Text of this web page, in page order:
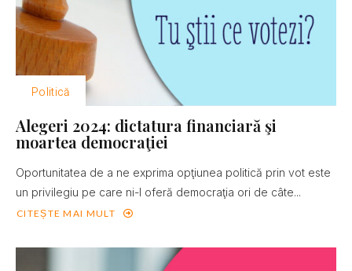
Politică
Alegeri 2024: dictatura financiară şi
moartea democraţiei
Oportunitatea de a ne exprima opţiunea politică prin vot este
un privilegiu pe care ni-l oferă democraţia ori de câte...
CITEȘTE MAI MULT